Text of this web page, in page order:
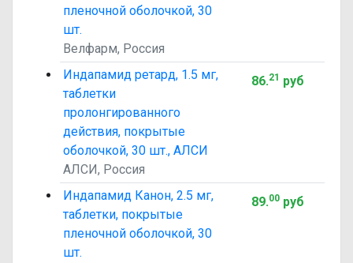
пленочной оболочкой, 30
шт.
Велфарм, Россия
Индапамид ретард, 1.5 мг,
таблетки
пролонгированного
действия, покрытые
оболочкой, 30 шт., АЛСИ
АЛСИ, Россия
86.21 руб
Индапамид Канон, 2.5 мг,
таблетки, покрытые
пленочной оболочкой, 30
шт.
89.00руб